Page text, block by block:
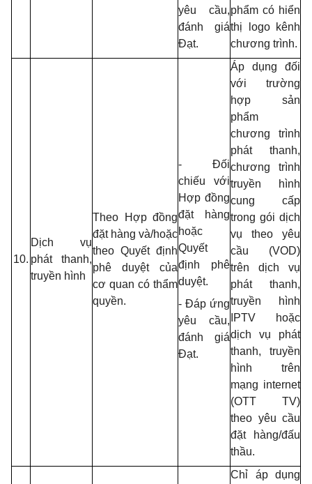
yêu cầu,
đánh giá
Đạt.
phẩm có hiển
thị
logo kênh
chương trình.
10.
Dịch vụ
phát thanh,
truyền hình
Theo Hợp đồng
đặt hàng và/hoặc
theo Quyết định
phê duyệt của
cơ quan có thẩm
quyền.
- Đối
chiếu với
Hợp đồng
đặt hàng
hoặc
Quyết
định phê
duyệt.
- Đáp ứng
yêu cầu,
đánh giá
Đạt.
Áp dụng đối
với trường
hợp sản
phẩm
chương trình
phát thanh,
chương trình
truyền hình
cung cấp
trong gói dịch
vụ theo yêu
cầu (VOD)
trên dịch vụ
phát thanh,
truyền hình
IPTV hoặc
dịch vụ phát
thanh, truyền
hình trên
mạng internet
(OTT TV)
theo yêu cầu
đặt hàng/đấu
thầu.
Chỉ áp dụng